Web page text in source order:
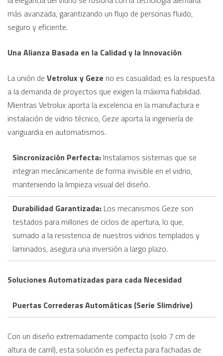
más avanzada, garantizando un flujo de personas fluido,
seguro y eficiente.
Una Alianza Basada en la Calidad y la Innovación
La unión de Vetrolux y Geze no es casualidad; es la respuesta
a la demanda de proyectos que exigen la máxima fiabilidad.
Mientras Vetrolux aporta la excelencia en la manufactura e
instalación de vidrio técnico, Geze aporta la ingeniería de
vanguardia en automatismos.
Sincronización Perfecta: Instalamos sistemas que se
integran mecánicamente de forma invisible en el vidrio,
manteniendo la limpieza visual del diseño.
Durabilidad Garantizada: Los mecanismos Geze son
testados para millones de ciclos de apertura, lo que,
sumado a la resistencia de nuestros vidrios templados y
laminados, asegura una inversión a largo plazo.
Soluciones Automatizadas para cada Necesidad
Puertas Correderas Automáticas (Serie Slimdrive)
Con un diseño extremadamente compacto (solo 7 cm de
altura de carril), esta solución es perfecta para fachadas de